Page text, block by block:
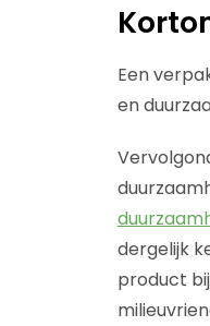
Een
en
dergelijk
product